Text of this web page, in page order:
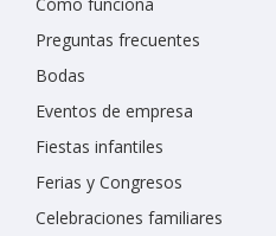
Preguntas frecuentes
Bodas
Eventos de empresa
Fiestas infantiles
Ferias y Congresos
Celebraciones familiares